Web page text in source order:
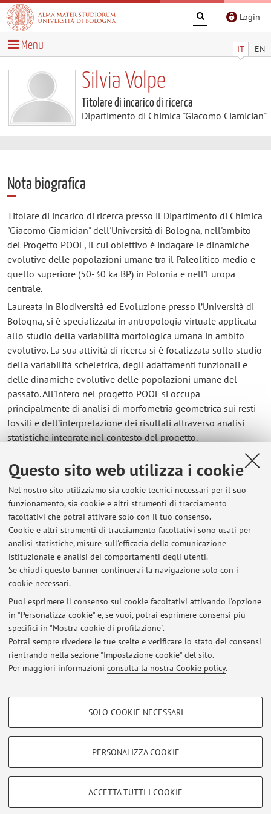
Questo sito web utilizza i cookie
Nel nostro sito utilizziamo sia cookie tecnici necessari per il suo
funzionamento, sia cookie e altri strumenti di tracciamento
facoltativi che potrai attivare solo con il tuo consenso.
Cookie e altri strumenti di tracciamento facoltativi sono usati per
analisi statistiche, misure sull'efficacia della comunicazione
istituzionale e analisi dei comportamenti degli utenti.
Se chiudi questo banner continuerai la navigazione solo con i
cookie necessari.
Puoi esprimere il consenso sui cookie facoltativi attivando l'opzione
in "Personalizza cookie" e, se vuoi, potrai esprimere consensi più
specifici in "Mostra cookie di profilazione".
Potrai sempre rivedere le tue scelte e verificare lo stato dei consensi
rientrando nella sezione "Impostazione cookie" del sito.
Per maggiori informazioni consulta la nostra Cookie policy.
COOKIE DI PROFILAZIONE - FACOLTATIVI
COOKIE TECNICI - NECESSARI
Si tratta di cookie tecnici utilizzati, a titolo esemplificativo, per il corretto
SOLO COOKIE NECESSARI
PERSONALIZZA COOKIE
ACCETTA TUTTI I COOKIE
Login
IT EN
Menu
Silvia Volpe
Titolare di incarico di ricerca
Dipartimento di Chimica "Giacomo Ciamician"
Nota biografica
Titolare di incarico di ricerca presso il Dipartimento di Chimica
"Giacomo Ciamician" dell'Università di Bologna, nell'ambito
del Progetto POOL, il cui obiettivo è indagare le dinamiche
evolutive delle popolazioni umane tra il Paleolitico medio e
quello superiore (50-30 ka BP) in Polonia e nell’Europa
centrale.
Laureata in Biodiversità ed Evoluzione presso l’Università di
Bologna, si è specializzata in antropologia virtuale applicata
allo studio della variabilità morfologica umana in ambito
evolutivo. La sua attività di ricerca si è focalizzata sullo studio
della variabilità scheletrica, degli adattamenti funzionali e
delle dinamiche evolutive delle popolazioni umane del
passato. All'intero nel progetto POOL si occupa
principalmente di analisi di morfometria geometrica sui resti
fossili e dell’interpretazione dei risultati attraverso analisi
statistiche integrate nel contesto del progetto.
Contatti
E-mail: silvia.volpe5@unibo.it
Dipartimento di Chimica "Giacomo Ciamician"
Via Selmi 2, Bologna -
Vai alla mappa
Ultimi avvisi
Al momento non sono presenti avvisi.
Area riservata
Accedi tramiteloginper gestire tutti i contenuti del sito.
Zamboni, 33 - 40126 Bologna - Partita IVA: 01131710376